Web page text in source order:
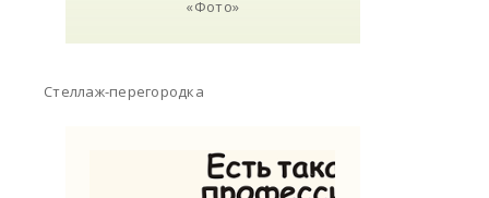
Стеллаж-перегородка